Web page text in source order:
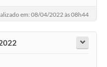
em: 08/04/2022 às 08h44